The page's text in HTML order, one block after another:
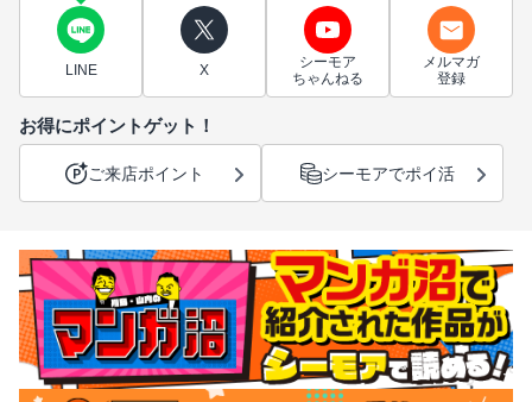
LINE X
シーモア
ちゃんねる
メルマガ
登録
お得にポイントゲット！
ご来店ポイント シーモアでポイ活